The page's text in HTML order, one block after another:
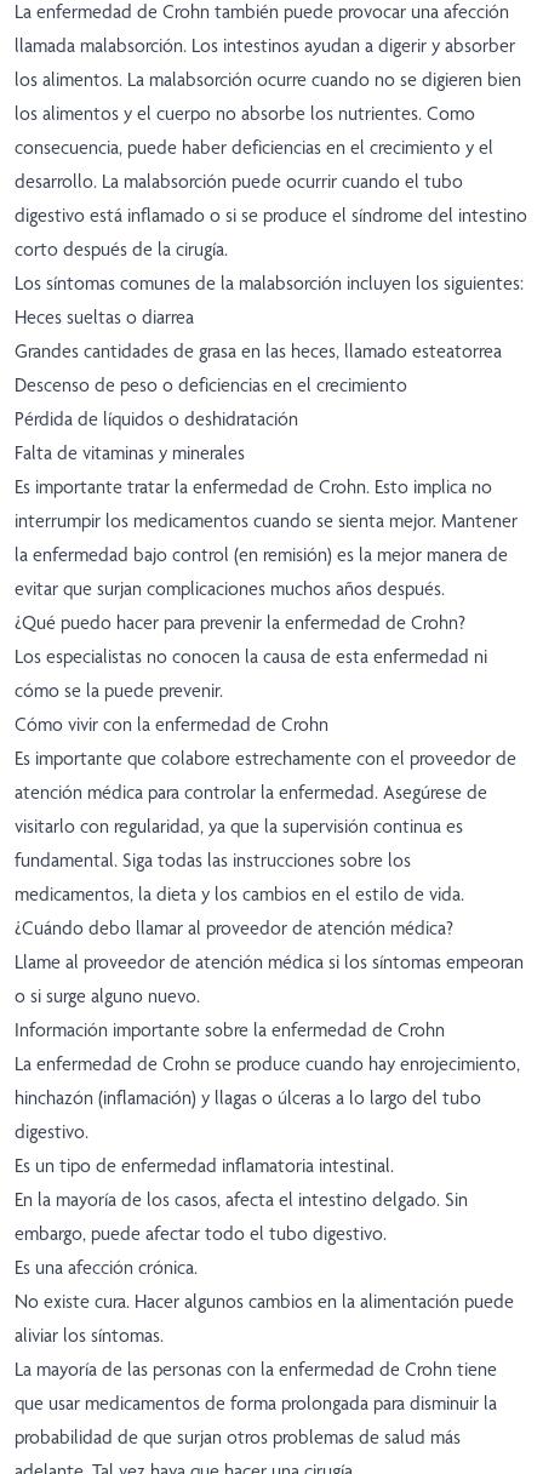
La enfermedad de Crohn también puede provocar una afección
llamada malabsorción. Los intestinos ayudan a digerir y absorber
los alimentos. La malabsorción ocurre cuando no se digieren bien
los alimentos y el cuerpo no absorbe los nutrientes. Como
consecuencia, puede haber deficiencias en el crecimiento y el
desarrollo. La malabsorción puede ocurrir cuando el tubo
digestivo está inflamado o si se produce el síndrome del intestino
corto después de la cirugía.
Los síntomas comunes de la malabsorción incluyen los siguientes:
Heces sueltas o diarrea
Grandes cantidades de grasa en las heces, llamado esteatorrea
Descenso de peso o deficiencias en el crecimiento
Pérdida de líquidos o deshidratación
Falta de vitaminas y minerales
Es importante tratar la enfermedad de Crohn. Esto implica no
interrumpir los medicamentos cuando se sienta mejor. Mantener
la enfermedad bajo control (en remisión) es la mejor manera de
evitar que surjan complicaciones muchos años después.
¿Qué puedo hacer para prevenir la enfermedad de Crohn?
Los especialistas no conocen la causa de esta enfermedad ni
cómo se la puede prevenir.
Cómo vivir con la enfermedad de Crohn
Es importante que colabore estrechamente con el proveedor de
atención médica para controlar la enfermedad. Asegúrese de
visitarlo con regularidad, ya que la supervisión continua es
fundamental. Siga todas las instrucciones sobre los
medicamentos, la dieta y los cambios en el estilo de vida.
¿Cuándo debo llamar al proveedor de atención médica?
Llame al proveedor de atención médica si los síntomas empeoran
o si surge alguno nuevo.
Información importante sobre la enfermedad de Crohn
La enfermedad de Crohn se produce cuando hay enrojecimiento,
hinchazón (inflamación) y llagas o úlceras a lo largo del tubo
digestivo.
Es un tipo de enfermedad inflamatoria intestinal.
En la mayoría de los casos, afecta el intestino delgado. Sin
embargo, puede afectar todo el tubo digestivo.
Es una afección crónica.
No existe cura. Hacer algunos cambios en la alimentación puede
aliviar los síntomas.
La mayoría de las personas con la enfermedad de Crohn tiene
que usar medicamentos de forma prolongada para disminuir la
probabilidad de que surjan otros problemas de salud más